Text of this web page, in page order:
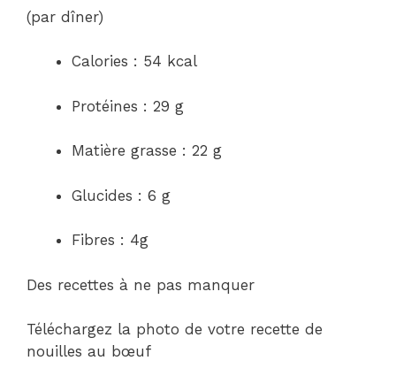
(par dîner)
Calories : 54 kcal
Protéines : 29 g
Matière grasse : 22 g
Glucides : 6 g
Fibres : 4g
Des recettes à ne pas manquer
Téléchargez la photo de votre recette de
nouilles au bœuf